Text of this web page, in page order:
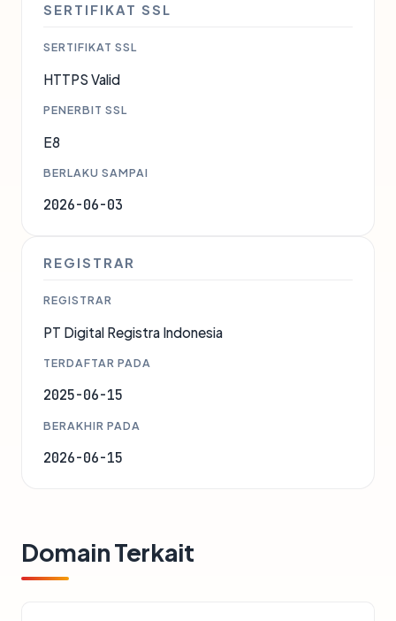
SERTIFIKAT SSL
SERTIFIKAT SSL
HTTPS Valid
PENERBIT SSL
E8
BERLAKU SAMPAI
2026-06-03
REGISTRAR
REGISTRAR
PT Digital Registra Indonesia
TERDAFTAR PADA
2025-06-15
BERAKHIR PADA
2026-06-15
Domain Terkait